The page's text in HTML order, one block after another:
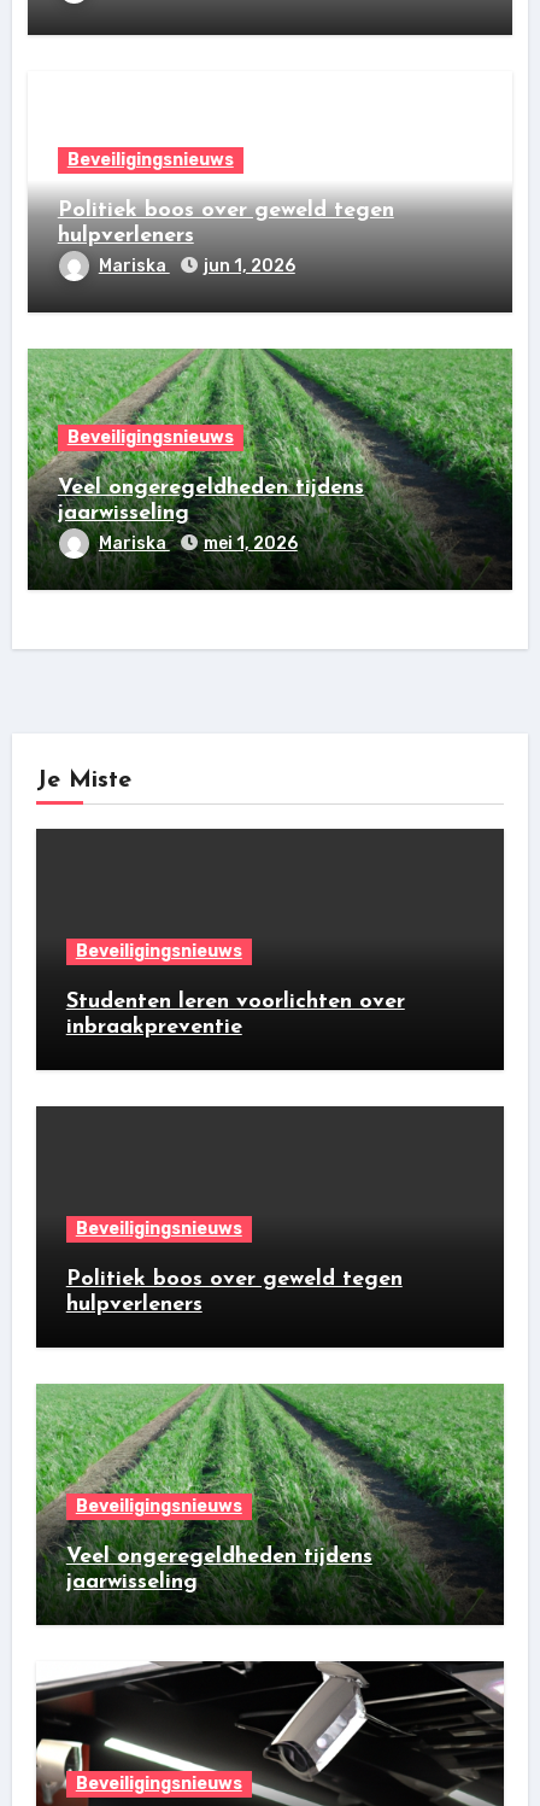
Beveiligingsnieuws
Politiek boos over geweld tegen
hulpverleners
Mariska jun 1, 2026
Beveiligingsnieuws
Veel ongeregeldheden tijdens
jaarwisseling
Mariska mei 1, 2026
Je Miste
Beveiligingsnieuws
Studenten leren voorlichten over
inbraakpreventie
Beveiligingsnieuws
Politiek boos over geweld tegen
hulpverleners
Beveiligingsnieuws
Veel ongeregeldheden tijdens
jaarwisseling
Beveiligingsnieuws